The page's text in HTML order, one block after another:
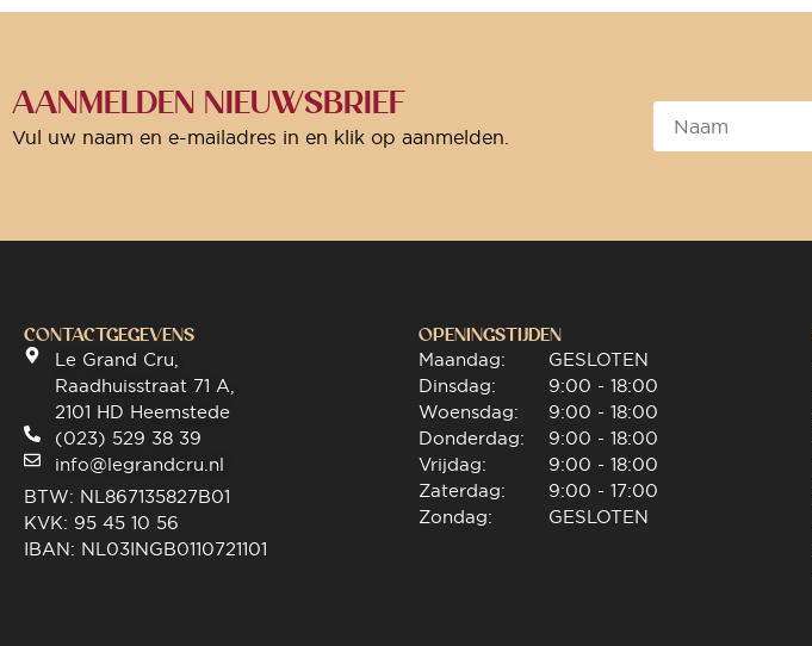
AANMELDEN NIEUWSBRIEF
Vul uw naam en e-mailadres in en klik op aanmelden.
CONTACTGEGEVENS
Le Grand Cru,
Raadhuisstraat 71 A,
2101 HD Heemstede
(023) 529 38 39
info@legrandcru.nl
BTW: NL867135827B01
KVK: 95 45 10 56
IBAN: NL03INGB0110721101
OPENINGSTIJDEN
Maandag:
Dinsdag:
Woensdag:
Donderdag:
Vrijdag:
Zaterdag:
Zondag:
GESLOTEN
9:00 - 18:00
9:00 - 18:00
9:00 - 18:00
9:00 - 18:00
9:00 - 17:00
GESLOTEN